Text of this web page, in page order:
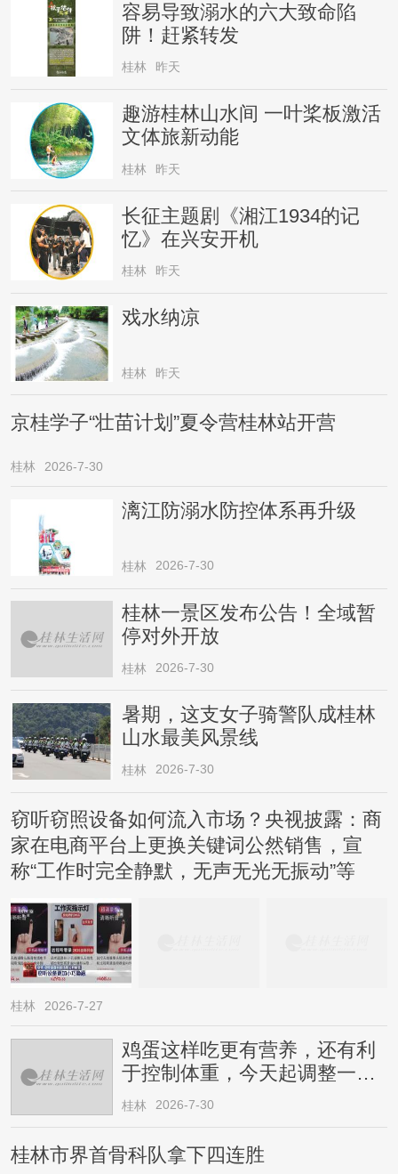
容易导致溺水的六大致命陷
阱！赶紧转发
桂林 昨天
趣游桂林山水间 一叶桨板激活
文体旅新动能
桂林 昨天
长征主题剧《湘江1934的记
忆》在兴安开机
桂林 昨天
戏水纳凉
桂林 昨天
京桂学子“壮苗计划”夏令营桂林站开营
桂林 2026-7-30
漓江防溺水防控体系再升级
桂林 2026-7-30
桂林一景区发布公告！全域暂
停对外开放
桂林 2026-7-30
暑期，这支女子骑警队成桂林
山水最美风景线
桂林 2026-7-30
窃听窃照设备如何流入市场？央视披露：商
家在电商平台上更换关键词公然销售，宣
称“工作时完全静默，无声无光无振动”等
桂林 2026-7-27
鸡蛋这样吃更有营养，还有利
于控制体重，今天起调整一下
→
桂林 2026-7-30
桂林市界首骨科队拿下四连胜